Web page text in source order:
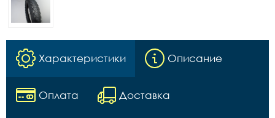
Характеристики Описание
Оплата Доставка